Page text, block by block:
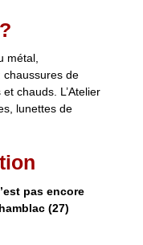
métal,
chaussures de
chauds. L’Atelier
lunettes de
pas encore
(27)